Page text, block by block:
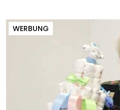
WERBUNG